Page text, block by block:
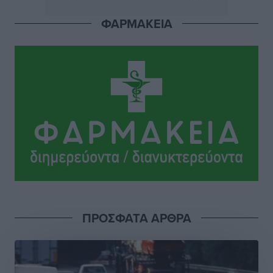
Στη Ρόδο απολαμβάνει τις καλοκαιρινές της διακοπές
η Φαίη Σκορδά
Τοπικές Ειδήσεις• πριν 2 ώρες
Οι χειροπέδες στην Πάρο έδεσαν τα χέρια όλης της
Δημο-Κρίσεις• πριν 2 ώρες
ΦΑΡΜΑΚΕΙΑ
ΠΡΟΣΦΑΤΑ ΑΡΘΡΑ